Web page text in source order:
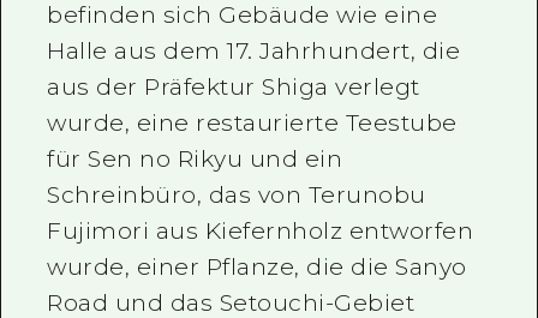
befinden sich Gebäude wie eine
Halle aus dem 17. Jahrhundert, die
aus der Präfektur Shiga verlegt
wurde, eine restaurierte Teestube
für Sen no Rikyu und ein
Schreinbüro, das von Terunobu
Fujimori aus Kiefernholz entworfen
wurde, einer Pflanze, die die Sanyo
Road und das Setouchi-Gebiet